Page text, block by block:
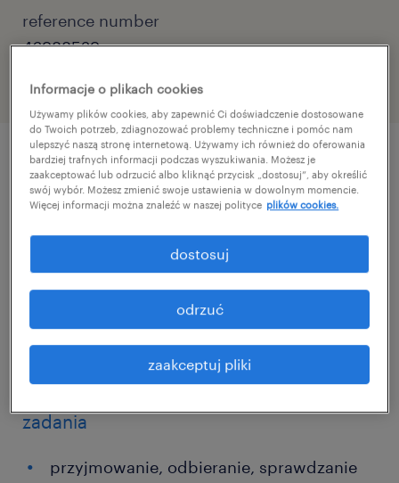
reference number
46988529
szczegóły oferty
Szukasz stabilnego zatrudnienia w
dynamicznym zespole? Masz doświadczenie
w pracy na magazynie i zależy Ci na wolnych
weekendach? Dołącz do nas! Oferujemy
atrakcyjne wynagrodzenie i jasne warunki
zadania
przyjmowanie, odbieranie, sprawdzanie
Informacje o plikach cookies
Używamy plików cookies, aby zapewnić Ci doświadczenie dostosowane
do Twoich potrzeb, zdiagnozować problemy techniczne i pomóc nam
ulepszyć naszą stronę internetową. Używamy ich również do oferowania
bardziej trafnych informacji podczas wyszukiwania. Możesz je
zaakceptować lub odrzucić albo kliknąć przycisk „dostosuj”, aby określić
swój wybór. Możesz zmienić swoje ustawienia w dowolnym momencie.
Więcej informacji można znaleźć w naszej polityce plików cookies.
zaakceptuj pliki
odrzuć
dostosuj